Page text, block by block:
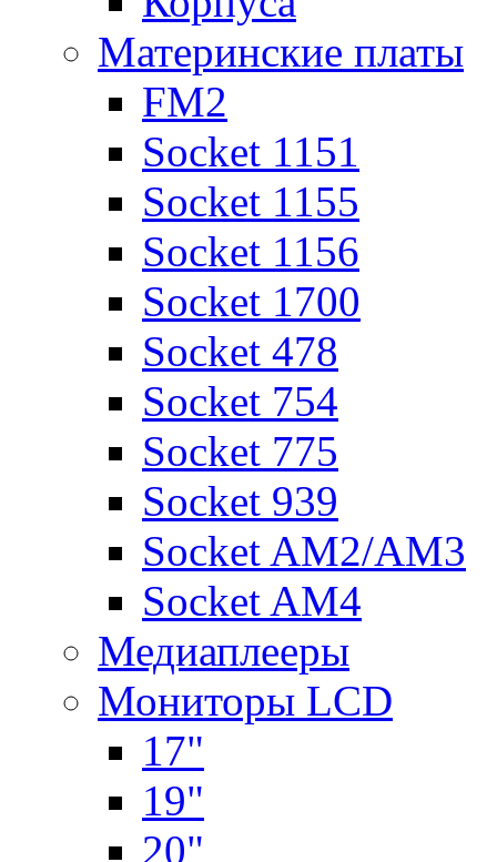
Материнские платы
FM2
Socket 1151
Socket 1155
Socket 1156
Socket 1700
Socket 478
Socket 754
Socket 775
Socket 939
Socket AM2/AM3
Socket AM4
Медиаплееры
Мониторы LCD
17"
19"
20"